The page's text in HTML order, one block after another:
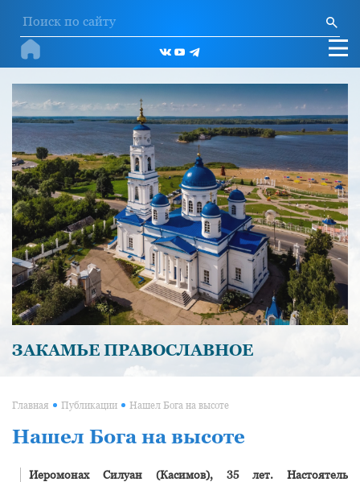
ЗАКАМЬЕ ПРАВОСЛАВНОЕ
Главная Публикации Нашел Бога на высоте
Нашел Бога на высоте
Иеромонах Силуан (Касимов), 35 лет. Настоятель